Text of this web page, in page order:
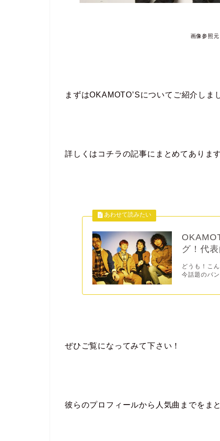
画像参照
まずはOKAMOTO’Sについてご紹介しま
詳しくはコチラの記事にまとめてありま
グ！代
どうも！こ
今話題のバ
ぜひご覧になってみて下さい！
彼らのプロフィールから人気曲までをま